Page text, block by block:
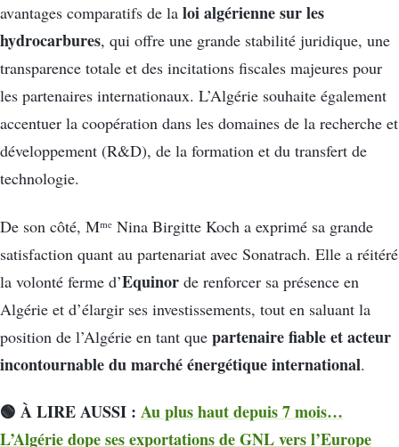
avantages comparatifs de la loi algérienne sur les
hydrocarbures, qui offre une grande stabilité juridique, une
transparence totale et des incitations fiscales majeures pour
les partenaires internationaux. L’Algérie souhaite également
accentuer la coopération dans les domaines de la recherche et
développement (R&D), de la formation et du transfert de
technologie.
De son côté, Mᵐᵉ Nina Birgitte Koch a exprimé sa grande
satisfaction quant au partenariat avec Sonatrach. Elle a réitéré
la volonté ferme d’Equinor de renforcer sa présence en
Algérie et d’élargir ses investissements, tout en saluant la
position de l’Algérie en tant que partenaire fiable et acteur
incontournable du marché énergétique international.
🟢 À LIRE AUSSI : Au plus haut depuis 7 mois…
L’Algérie dope ses exportations de GNL vers l’Europe